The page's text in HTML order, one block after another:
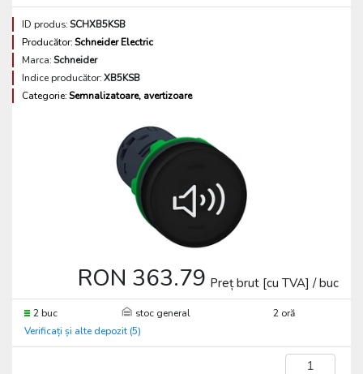
ID produs:SCHXB5KSB
Producător:Schneider Electric
Marca:Schneider
Indice producător:XB5KSB
Categorie:Semnalizatoare, avertizoare
RON 363.79 Preț brut [cu TVA] / buc
2 buc stoc general
2 oră
Verificați și alte depozit (5)